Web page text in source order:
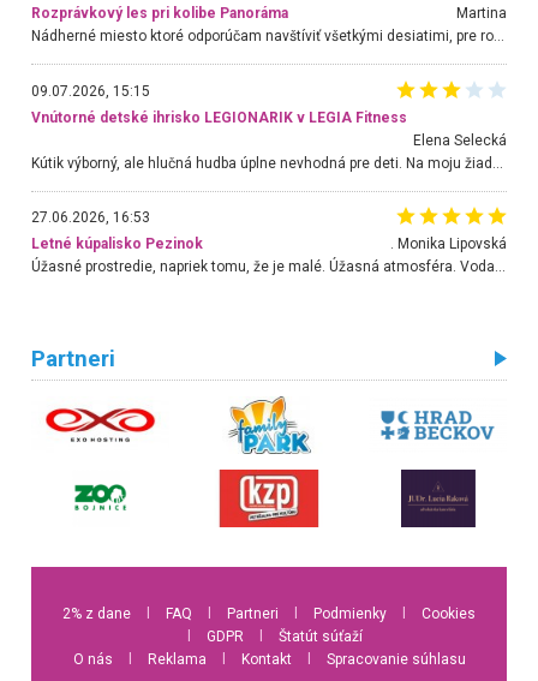
Rozprávkový les pri kolibe Panoráma
Martina
Nádherné miesto ktoré odporúčam navštíviť všetkými desiatimi, pre rodiny s deťmi, dôchodcom... Proste a jednoducho ozaj rozprávkový les.. určite ešte prídeme. Odniesli sme si na pamiatku krásne tričká,
09.07.2026, 15:15
Vnútorné detské ihrisko LEGIONARIK v LEGIA Fitness
Elena Selecká
27.06.2026, 16:53
Letné kúpalisko Pezinok
. Monika Lipovská
Úžasné prostredie, napriek tomu, že je malé. Úžasná atmosféra. Voda fantastická a nádherná. Ľudí je pomerne veľa, ale su mili a ohľaduplní. Je veľmi zaujímavé sledovať, ako dokážu spolu športovať cudzí ľudia a bez ohľadu na vek. Vládne tu pohoda. Vnuka neviem dostať z vody. Ďakujem za krásny deň . Urcite sa sem vrátim. Jediný problém je s parkovaním, ale aj ten sa mi podarilo vyriešiť. Monika Bratislava
Partneri
2% z dane FAQ Partneri Podmienky
Cookies
GDPR
Štatút súťaží
O nás
Reklama Kontakt Spracovanie súhlasu